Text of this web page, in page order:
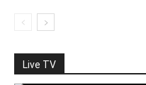
Live TV